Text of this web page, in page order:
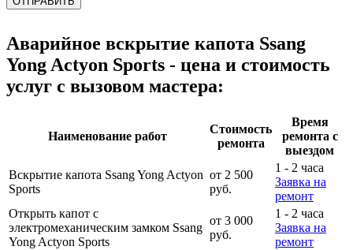
Аварийное вскрытие капота Ssang
Yong Actyon Sports - цена и стоимость
услуг с вызовом мастера:
Наименование работ
Стоимость
ремонта
Время
ремонта с
выездом
Вскрытие капота Ssang Yong Actyon
Sports
от 2 500
руб.
1 - 2 часа
Заявка на
ремонт
Открыть капот с
электромеханическим замком Ssang
Yong Actyon Sports
от 3 000
руб.
1 - 2 часа
Заявка на
ремонт